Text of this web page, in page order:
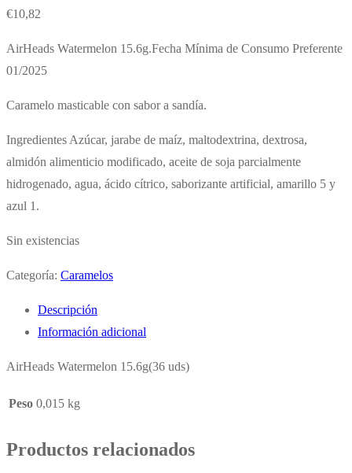
€10,82
AirHeads Watermelon 15.6g.Fecha Mínima de Consumo Preferente
01/2025
Caramelo masticable con sabor a sandía.
Ingredientes Azúcar, jarabe de maíz, maltodextrina, dextrosa,
almidón alimenticio modificado, aceite de soja parcialmente
hidrogenado, agua, ácido cítrico, saborizante artificial, amarillo 5 y
azul 1.
Sin existencias
Categoría: Caramelos
Descripción
Información adicional
AirHeads Watermelon 15.6g(36 uds)
Peso 0,015 kg
Productos relacionados